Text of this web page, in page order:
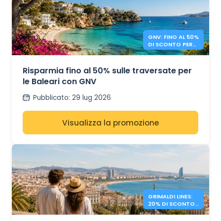
GNV: FINO AL 50%
DI SCONTO PER
LE BALEARI
Risparmia fino al 50% sulle traversate per
le Baleari con GNV
Pubblicato: 29 lug 2026
Visualizza la promozione
GRIMALDI LINES:
20% DI SCONTO
SUI TRAGHETTI